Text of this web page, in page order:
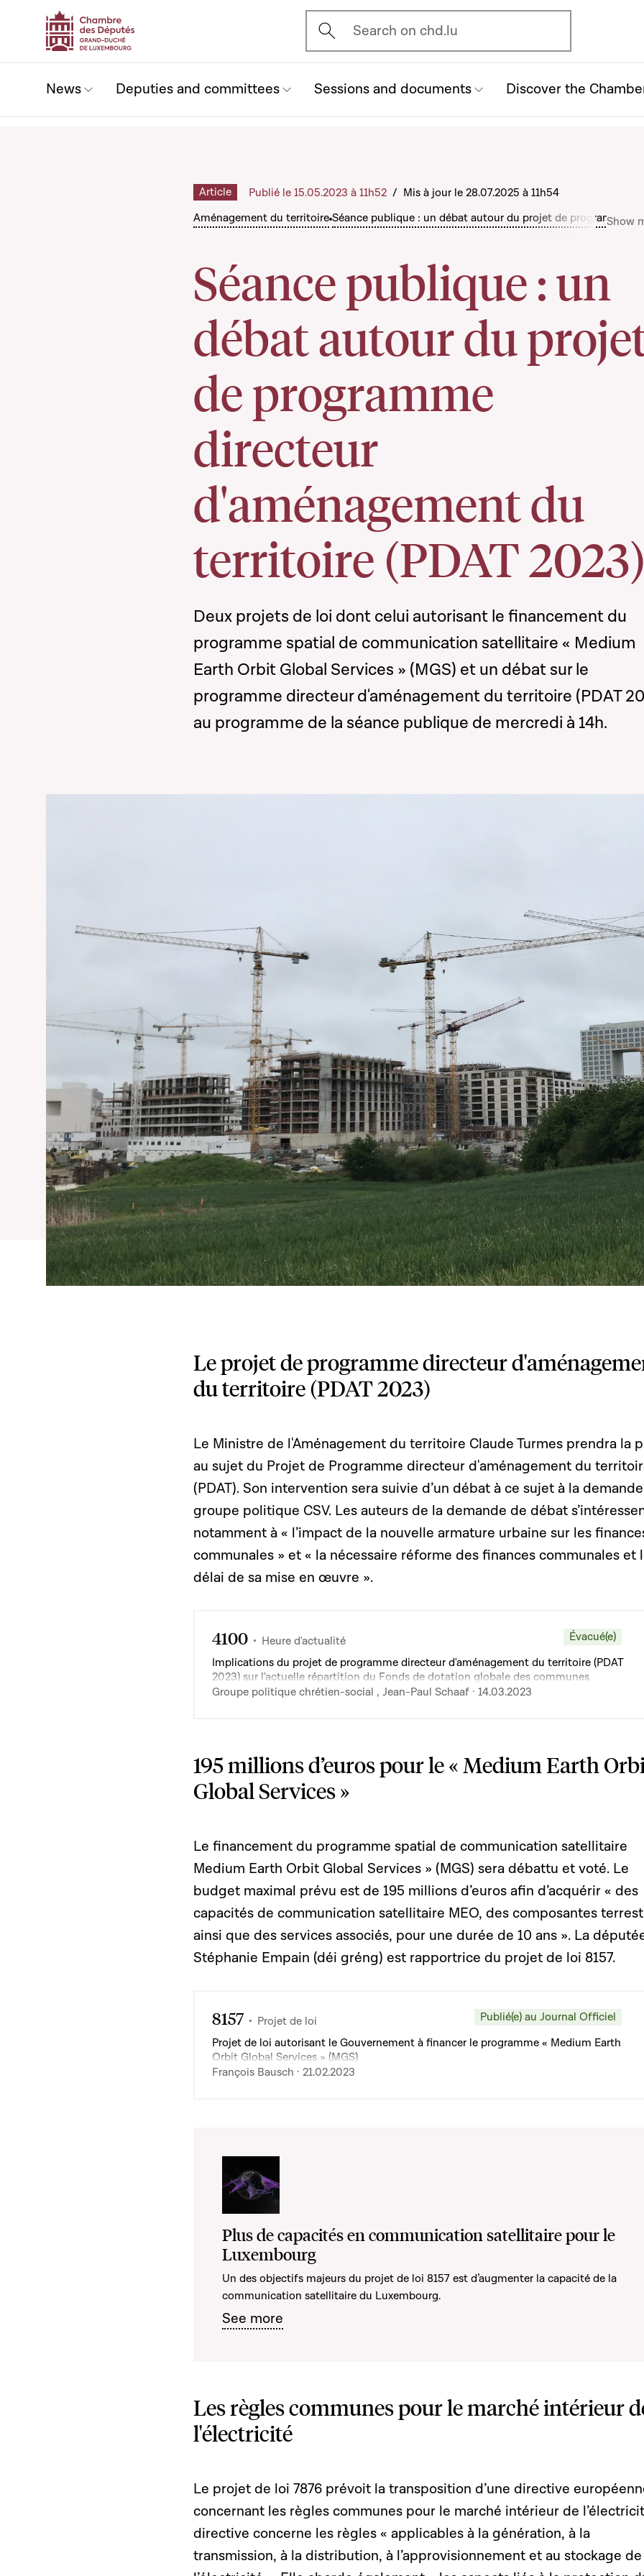
Ouvrir l'écran de recherche
Search on chd.lu
News Deputies and committees Sessions and documents Discover the
Aménagement du territoire Séance publique : un débat autour du projet de programme
Show
Séance publique : un
débat autour du
de programme
directeur
d'aménagement du
territoire (PDAT
Article Publié le 15.05.2023 à 11h52 / Mis à jour le 28.07.2025 à 11h54
Deux projets de loi dont celui autorisant le financement du
programme spatial de communication satellitaire « Medium
Earth Orbit Global Services » (MGS) et un débat sur le
programme directeur d'aménagement du territoire (PDAT
au programme de la séance publique de mercredi à 14h.
Le projet de programme directeur
du territoire (PDAT 2023)
Le Ministre de l'Aménagement du territoire Claude Turmes prendra la
au sujet du Projet de Programme directeur d'aménagement du
(PDAT). Son intervention sera suivie d’un débat à ce sujet à la
groupe politique CSV. Les auteurs de la demande de débat
notamment à « l’impact de la nouvelle armature urbaine sur les
communales » et « la nécessaire réforme des finances communales et
délai de sa mise en œuvre ».
4100 Heure d'actualité
Évacué(e)
Implications du projet de programme directeur d'aménagement du territoire (PDAT
2023) sur l'actuelle répartition du Fonds de dotation globale des communes
Groupe politique chrétien-social , Jean-Paul Schaaf · 14.03.2023
195 millions d’euros pour le « Medium Earth
Global Services »
Le financement du programme spatial de communication satellitaire
Medium Earth Orbit Global Services » (MGS) sera débattu et voté. Le
budget maximal prévu est de 195 millions d’euros afin d’acquérir « des
capacités de communication satellitaire MEO, des composantes
ainsi que des services associés, pour une durée de 10 ans ». La
Stéphanie Empain (déi gréng) est rapportrice du projet de loi 8157.
8157 Projet de loi
Publié(e) au Journal Officiel
Projet de loi autorisant le Gouvernement à financer le programme « Medium Earth
Orbit Global Services » (MGS)
François Bausch · 21.02.2023
Plus de capacités en communication satellitaire pour le
Luxembourg
Un des objectifs majeurs du projet de loi 8157 est d’augmenter la capacité de la
communication satellitaire du Luxembourg.
See more
Les règles communes pour le marché intérieur
l'électricité
Le projet de loi 7876 prévoit la transposition d’une directive
concernant les règles communes pour le marché intérieur de
directive concerne les règles « applicables à la génération, à la
transmission, à la distribution, à l’approvisionnement et au stockage de